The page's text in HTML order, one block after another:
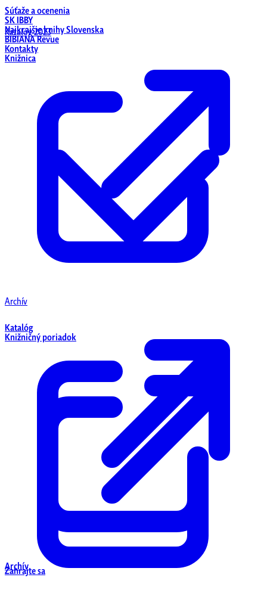
Katalóg 2023
Archív
Zahrajte sa
Súťaže a ocenenia
SK IBBY
Najkrajšie knihy Slovenska
BIBIANA Revue
Kontakty
Knižnica
Katalóg
Knižničný poriadok
Archív